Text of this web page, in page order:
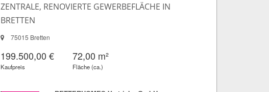
ZENTRALE, RENOVIERTE GEWERBEFLÄCHE IN
BRETTEN
75015 Bretten
199.500,00 €
Kaufpreis
72,00 m²
Fläche (ca.)